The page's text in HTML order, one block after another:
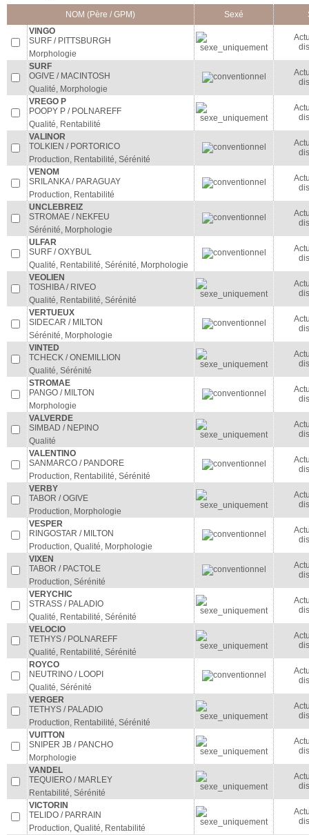
NOM (Père / GPM) Sexé
VINGO
SURF / PITTSBURGH
Morphologie
SURF
OGIVE / MACINTOSH
Qualité, Morphologie
VREGO P
POOPY P / POLNAREFF
Qualité, Rentabilité
VALINOR
TOLKIEN / PORTORICO
Production, Rentabilité, Sérénité
VENOM
SRILANKA / PARAGUAY
Production, Rentabilité
UNCLEBREIZ
STROMAE / NEKFEU
Sérénité, Morphologie
ULFAR
SURF / OXYBUL
Qualité, Rentabilité, Sérénité, Morphologie
VEOLIEN
TOSHIBA / RIVEO
Qualité, Rentabilité, Sérénité
VERTUEUX
SIDECAR / MILTON
Sérénité, Morphologie
VINTED
TCHECK / ONEMILLION
Qualité, Sérénité
STROMAE
PANGO / MILTON
Morphologie
VALVERDE
SIMBAD / NEPINO
Qualité
VALENTINO
SANMARCO / PANDORE
Production, Rentabilité, Sérénité
VERBY
TABOR / OGIVE
Production, Morphologie
VESPER
RINGOSTAR / MILTON
Production, Qualité, Morphologie
VIXEN
TABOR / PACTOLE
Production, Sérénité
VERYCHIC
STRASS / PALADIO
Qualité, Rentabilité, Sérénité
VELOCIO
TETHYS / POLNAREFF
Qualité, Rentabilité, Sérénité
ROYCO
NEUTRINO / LOOPI
Qualité, Sérénité
VERGER
TETHYS / PALADIO
Production, Rentabilité, Sérénité
VUITTON
SNIPER JB / PANCHO
Morphologie
VANDEL
TEQUIERO / MARLEY
Rentabilité, Sérénité
VICTORIN
TELIDO / PARRAIN
Production, Qualité, Rentabilité